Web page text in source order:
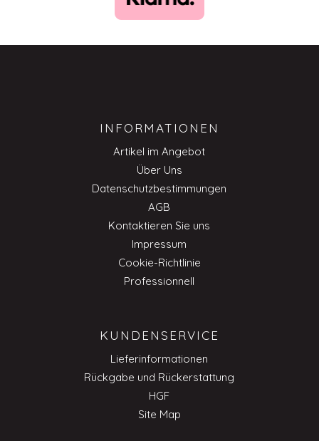
INFORMATIONEN
Artikel im Angebot
Über Uns
Datenschutzbestimmungen
AGB
Kontaktieren Sie uns
Impressum
Cookie-Richtlinie
Professionnell
KUNDENSERVICE
Lieferinformationen
Rückgabe und Rückerstattung
HGF
Site Map